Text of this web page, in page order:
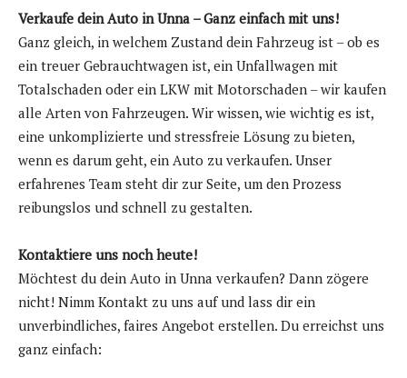
Verkaufe dein Auto in Unna – Ganz einfach mit uns!
Ganz gleich, in welchem Zustand dein Fahrzeug ist – ob es
ein treuer Gebrauchtwagen ist, ein Unfallwagen mit
Totalschaden oder ein LKW mit Motorschaden – wir kaufen
alle Arten von Fahrzeugen. Wir wissen, wie wichtig es ist,
eine unkomplizierte und stressfreie Lösung zu bieten,
wenn es darum geht, ein Auto zu verkaufen. Unser
erfahrenes Team steht dir zur Seite, um den Prozess
reibungslos und schnell zu gestalten.
Kontaktiere uns noch heute!
Möchtest du dein Auto in Unna verkaufen? Dann zögere
nicht! Nimm Kontakt zu uns auf und lass dir ein
unverbindliches, faires Angebot erstellen. Du erreichst uns
ganz einfach: